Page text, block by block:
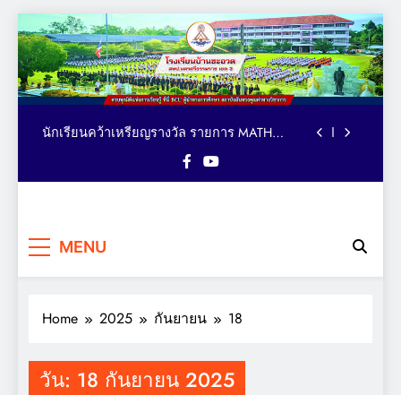
Skip
to
contentตารางอาหารกลางวัน โรงเรียนบ้านชะอวด วัน
ที่ 3-7 สิงหาคม 2569
คณะผู้บริหาร เยี่ยม ติดตาม ให้กำลังใจ การจัด
กิจกรรมเทควันโด ของนักเรียนหลักสูตรภาษา
อังกฤษ MEP : Bancha-uat School
นักเรียนคว้าเหรียญรางวัล รายการ MATH
มอบถ้วยรางวัล เหรียญรางวัล และเกียรติบัตร
แก่นักเรียน รายการมหกรรมกีฬาวิชาการเพื่อ
คณะผู้บริหาร เยี่ยม ติดตาม ให้กำลังใจ การจัด
กิจกรรมเทควันโด ของนักเรียนหลักสูตรภาษา
อังกฤษ MEP : Bancha-uat School
นักเรียนคว้าเหรียญรางวัล รายการ MATH
ระดับประเทศ
มอบถ้วยรางวัล เหรียญรางวัล และเกียรติบัตร
KST LOGIC GAMES 2026
ตารางอาหารกลางวัน โรงเรียนบ้านชะอวด วัน
ที่ 3-7 สิงหาคม 2569
บ้านชะอวด
MENU
Home 2025 กันยายน 18
วัน: 18 กันยายน 2025